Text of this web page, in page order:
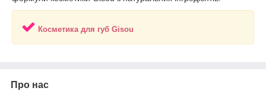
Косметика для губ Gisou
Про нас